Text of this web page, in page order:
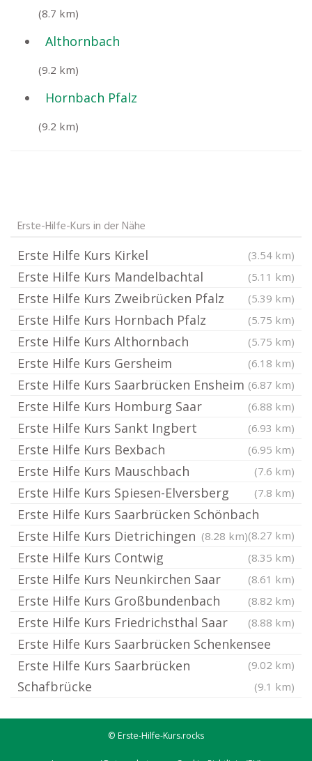
(8.7 km)
Althornbach
(9.2 km)
Hornbach Pfalz
(9.2 km)
Erste-Hilfe-Kurs in der Nähe
Erste Hilfe Kurs Kirkel (3.54 km)
Erste Hilfe Kurs Mandelbachtal (5.11 km)
Erste Hilfe Kurs Zweibrücken Pfalz (5.39 km)
Erste Hilfe Kurs Hornbach Pfalz (5.75 km)
Erste Hilfe Kurs Althornbach (5.75 km)
Erste Hilfe Kurs Gersheim (6.18 km)
Erste Hilfe Kurs Saarbrücken Ensheim (6.87 km)
Erste Hilfe Kurs Homburg Saar (6.88 km)
Erste Hilfe Kurs Sankt Ingbert (6.93 km)
Erste Hilfe Kurs Bexbach (6.95 km)
Erste Hilfe Kurs Mauschbach (7.6 km)
Erste Hilfe Kurs Spiesen-Elversberg (7.8 km)
Erste Hilfe Kurs Saarbrücken Schönbach
(8.27 km)
Erste Hilfe Kurs Dietrichingen (8.28 km)
Erste Hilfe Kurs Contwig (8.35 km)
Erste Hilfe Kurs Neunkirchen Saar (8.61 km)
Erste Hilfe Kurs Großbundenbach (8.82 km)
Erste Hilfe Kurs Friedrichsthal Saar (8.88 km)
Erste Hilfe Kurs Saarbrücken Schenkensee
(9.02 km)
Erste Hilfe Kurs Saarbrücken
Schafbrücke
(9.1 km)
© Erste-Hilfe-Kurs.rocks